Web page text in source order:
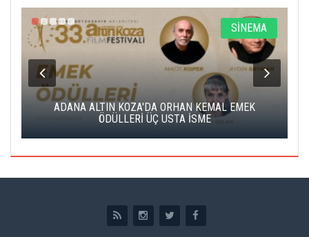
SİNEMA
ADANA ALTIN KOZA'DA ORHAN KEMAL EMEK
ÖDÜLLERİ ÜÇ USTA İSME